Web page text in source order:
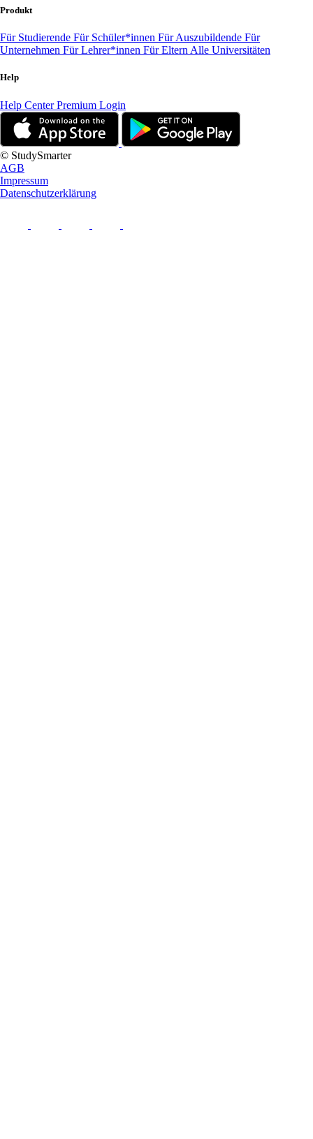
Produkt
Für Studierende Für Schüler*innen Für Auszubildende Für
Unternehmen Für Lehrer*innen Für Eltern Alle Universitäten
Help
Help CenterPremium Login
© StudySmarter
AGB
Impressum
Datenschutzerklärung